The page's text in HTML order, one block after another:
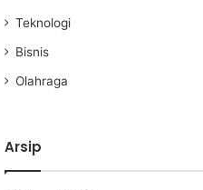
Teknologi
Bisnis
Olahraga
Arsip